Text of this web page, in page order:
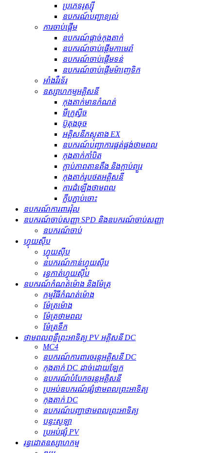
ប្រភេទរុស្ស៊ី
ឧបករណ៍បញ្ជាខ្យល់
ការចាប់ផ្តើម
ឧបករណ៍ផ្តាច់កុងតាក់
ឧបករណ៍ចាប់ផ្តើមកាមេរ៉ា
ឧបករណ៍ចាប់ផ្តើមទន់
ឧបករណ៍ចាប់ផ្តើមម៉ាញេទិក
អាំងវឺរទ័រ
ឧស្សាហកម្មអគ្គិសនី
កុងតាក់មានកំណត់
មីក្រូស្វីច
ប៊ូតុងចុច
អគ្គិសនីភស្តុតាង EX
ឧបករណ៍បញ្ជាការផ្គត់ផ្គង់ថាមពល
កុងតាក់កាំបិត
ក្ដាប់ភាពតានតឹង និងក្ដាប់ព្យួរ
កុងតាក់រូបថតអគ្គិសនី
ការដំឡើងថាមពល
ក្លីបភ្ជាប់ចោះ
ឧបករណ៍ការពារវ៉ុល
ឧបករណ៍ចាប់សញ្ញា SPD និងឧបករណ៍ចាប់សញ្ញា
ឧបករណ៍ចាប់
ហ្វុយស៊ីប
ហ្វុយស៊ីប
ឧបករណ៍​កាន់​ហ្វុយស៊ីប
រន្ធ​កាត់​ហ្វុយស៊ីប
ឧបករណ៍កំណត់ម៉ោង និងម៉ែត្រ
កម្មវិធីកំណត់ម៉ោង
ម៉ែត្រម៉ោង
ម៉ែត្រថាមពល
ម៉ែត្រទឹក
ថាមពលពន្លឺព្រះអាទិត្យ PV អគ្គិសនី DC
MC4
ឧបករណ៍ការពារចរន្តអគ្គិសនី DC
កុងតាក់ DC ដាច់ដោយឡែក
ឧបករណ៍បំបែកចរន្តអគ្គិសនី
ប្រអប់ឧបករណ៍ផ្សំថាមពលព្រះអាទិត្យ
កុងតាក់ DC
ឧបករណ៍បញ្ជាថាមពលព្រះអាទិត្យ
បន្ទះសូឡា
ប្រអប់ផ្សំ PV
រន្ធដោតឧស្សាហកម្ម